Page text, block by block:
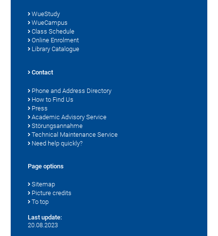
WueStudy
WueCampus
Class Schedule
Online Enrolment
Library Catalogue
Contact
Phone and Address Directory
How to Find Us
Press
Academic Advisory Service
Störungsannahme
Technical Maintenance Service
Need help quickly?
Page options
Sitemap
Picture credits
To top
Last update:
20.08.2023